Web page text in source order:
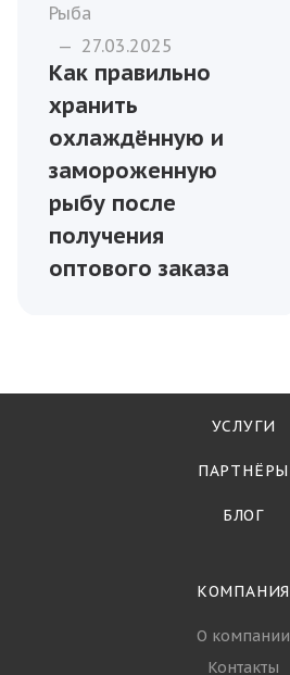
Рыба
— 27.03.2025
Как правильно
хранить
охлаждённую и
замороженную
рыбу после
получения
оптового заказа
УСЛУГИ
ПАРТНЁРЫ
БЛОГ
КОМПАНИЯ
О компании
Контакты